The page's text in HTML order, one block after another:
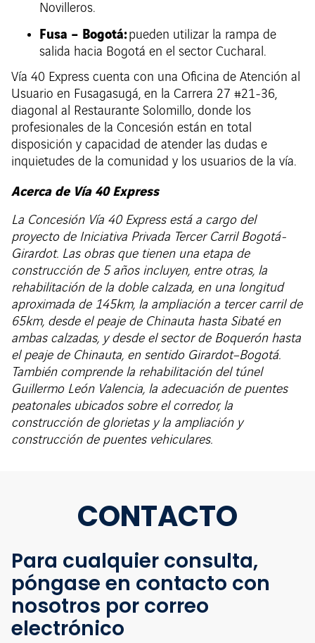
Novilleros.
Fusa – Bogotá:pueden utilizar la rampa de
salida hacia Bogotá en el sector Cucharal.
Vía 40 Express cuenta con una Oficina de Atención al
Usuario en Fusagasugá, en la Carrera 27 #21-36,
diagonal al Restaurante Solomillo, donde los
profesionales de la Concesión están en total
disposición y capacidad de atender las dudas e
inquietudes de la comunidad y los usuarios de la vía.
Acerca de Vía 40 Express
La Concesión Vía 40 Express está a cargo del
proyecto de Iniciativa Privada Tercer Carril Bogotá-
Girardot. Las obras que tienen una etapa de
construcción de 5 años incluyen, entre otras, la
rehabilitación de la doble calzada, en una longitud
aproximada de 145km, la ampliación a tercer carril de
65km, desde el peaje de Chinauta hasta Sibaté en
ambas calzadas, y desde el sector de Boquerón hasta
el peaje de Chinauta, en sentido Girardot–Bogotá.
También comprende la rehabilitación del túnel
Guillermo León Valencia, la adecuación de puentes
peatonales ubicados sobre el corredor, la
construcción de glorietas y la ampliación y
construcción de puentes vehiculares.
CONTACTO
Para cualquier consulta,
póngase en contacto con
nosotros por correo
electrónico